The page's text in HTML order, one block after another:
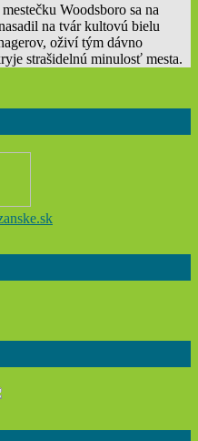
Woodsboro sa na
na tvár kultovú bielu
oživí tým dávno
strašidelnú minulosť mesta.